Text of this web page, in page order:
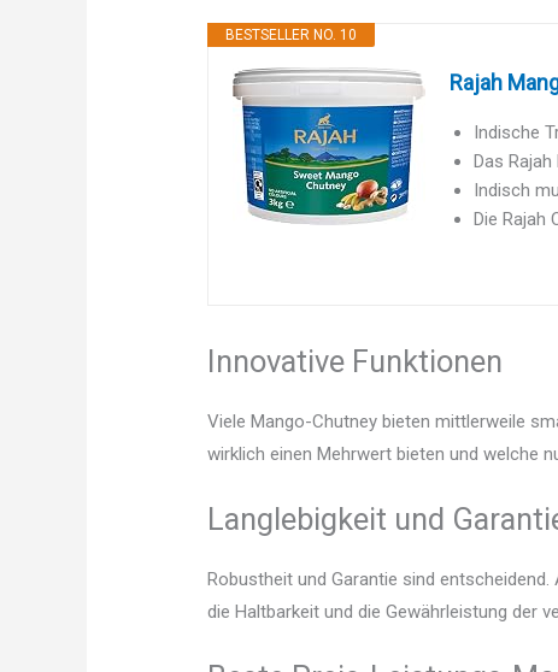
BESTSELLER NO. 10
Rajah
Indische
Das
Indisch
Die Rajah
Innovative Funktionen
Viele Mango-Chutney bieten mittlerweile
wirklich einen Mehrwert bieten und welche
Langlebigkeit und
Robustheit und Garantie sind
die Haltbarkeit und die Gewährleistung der